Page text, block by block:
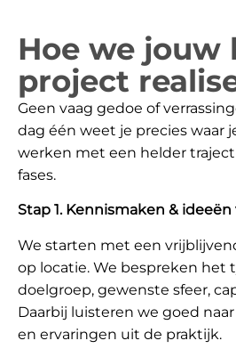
Hoe we jouw
project
Geen vaag gedoe of
dag één weet je precies waar
werken met een helder
fases.
Stap 1. Kennismaken &
We starten met een
op locatie. We bespreken het
doelgroep, gewenste sfeer,
Daarbij luisteren we goed
en ervaringen uit de praktijk.